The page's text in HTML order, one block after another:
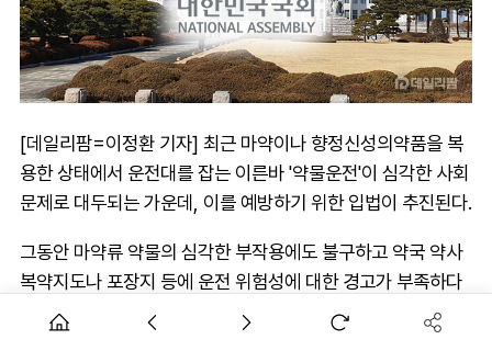
[데일리팜=이정환 기자] 최근 마약이나 향정신성의약품을 복
용한 상태에서 운전대를 잡는 이른바 '약물운전'이 심각한 사회
문제로 대두되는 가운데, 이를 예방하기 위한 입법이 추진된다.
그동안 마약류 약물의 심각한 부작용에도 불구하고 약국 약사
복약지도나 포장지 등에 운전 위험성에 대한 경고가 부족하다
는 지적을 반영한 조치다.